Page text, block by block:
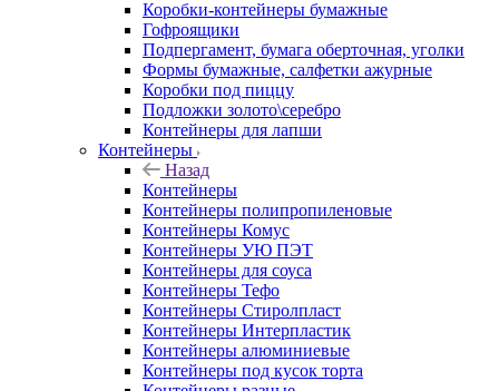
Коробки-контейнеры бумажные
Гофроящики
Подпергамент, бумага оберточная, уголки
Формы бумажные, салфетки ажурные
Коробки под пиццу
Подложки золото\серебро
Контейнеры для лапши
Контейнеры
Назад
Контейнеры
Контейнеры полипропиленовые
Контейнеры Комус
Контейнеры УЮ ПЭТ
Контейнеры для соуса
Контейнеры Тефо
Контейнеры Стиролпласт
Контейнеры Интерпластик
Контейнеры алюминиевые
Контейнеры под кусок торта